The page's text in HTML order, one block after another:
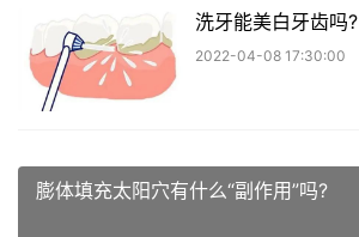
洗牙能美白牙齿吗?
2022-04-08 17:30:00
膨体填充太阳穴有什么“副作用”吗?